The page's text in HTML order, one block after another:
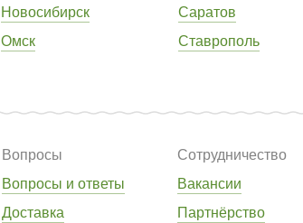
Новосибирск
Омск
Саратов
Ставрополь
Вопросы
Вопросы и ответы
Доставка
Сотрудничество
Вакансии
Партнёрство